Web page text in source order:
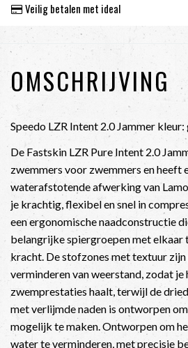
Veilig betalen met ideal
OMSCHRIJVING
Speedo LZR Intent 2.0 Jammer
De Fastskin LZR Pure Intent 2.0
zwemmers voor zwemmers en heeft
waterafstotende afwerking van
je krachtig, flexibel en snel in
een ergonomische naadconstructie
belangrijke spiergroepen met elkaar
kracht. De stofzones met textuur
verminderen van weerstand, zodat
zwemprestaties haalt, terwijl de
met verlijmde naden is ontworpen
mogelijk te maken. Ontworpen om
water te verminderen, met precisie